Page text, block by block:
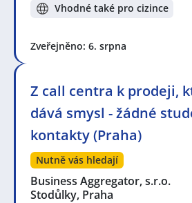
Vhodné také pro cizince
Zveřejněno: 6. srpna
Z call centra k prodeji,
dává smysl - žádné
kontakty (Praha)
Nutně vás hledají
Business Aggregator, s.r.o.
Stodůlky, Praha